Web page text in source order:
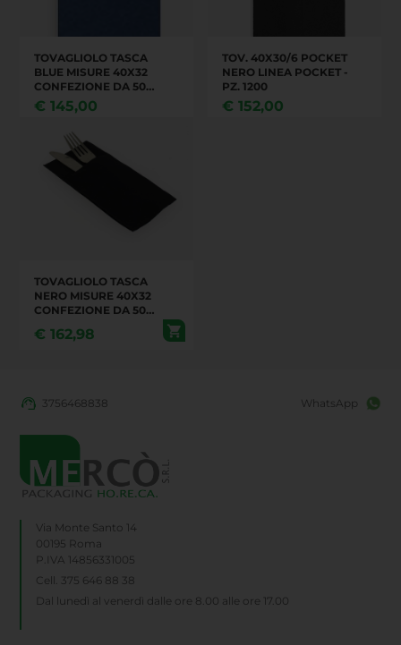
TOVAGLIOLO TASCA
BLUE MISURE 40X32
CONFEZIONE DA 50
PEZZI. CARTONE DA 21
CONFEZIONI
€ 145,00
TOV. 40X30/6 POCKET
NERO LINEA POCKET -
PZ. 1200
€ 152,00
TOVAGLIOLO TASCA
NERO MISURE 40X32
CONFEZIONE DA 50
CONFEZIONI
€ 162,98
3756468838 WhatsApp
Via Monte Santo 14
00195 Roma
P.IVA 14856331005
Cell. 375 646 88 38
Dal lunedì al venerdì dalle ore 8.00 alle ore 17.00